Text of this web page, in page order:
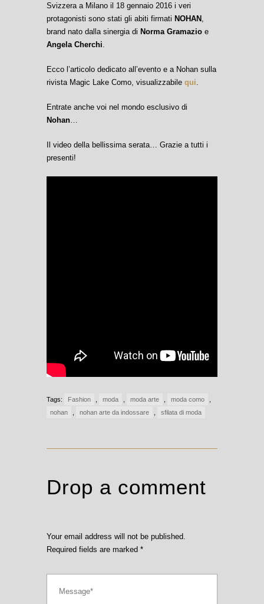
Svizzera a Milano il 18 gennaio 2016 i veri
protagonisti sono stati gli abiti firmati NOHAN
brand nato dalla sinergia di Norma Gramazio e
Angela Cherchi
Ecco l’articolo dedicato all’evento e a Nohan sulla
rivista Magic Lake Como, visualizzabile qui
Entrate anche voi nel mondo esclusivo di
Nohan
Il video della bellissima serata… Grazie a tutti i
presenti!
Tags: Fashion moda moda arte moda como
nohan
nohan arte da indossare sfilata di moda
Drop a comment
Your email address will not be published.
Required fields are marked *